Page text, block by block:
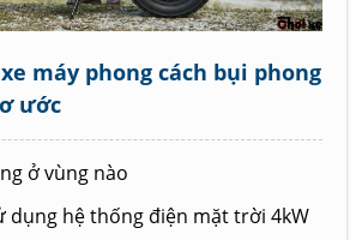
máy phong cách bụi phong
ước
ở vùng nào
dụng hệ thống điện mặt trời 4kW